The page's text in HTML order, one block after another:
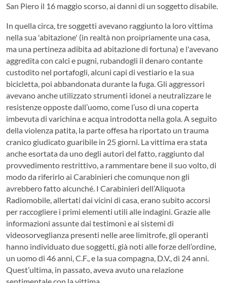
San Piero il 16 maggio scorso, ai danni di un soggetto disabile.
In quella circa, tre soggetti avevano raggiunto la loro vittima
nella sua 'abitazione' (in realtà non proipriamente una casa,
ma una pertineza adibita ad abitazione di fortuna) e l'avevano
aggredita con calci e pugni, rubandogli il denaro contante
custodito nel portafogli, alcuni capi di vestiario e la sua
bicicletta, poi abbandonata durante la fuga. Gli aggressori
avevano anche utilizzato strumenti idonei a neutralizzare le
resistenze opposte dall’uomo, come l’uso di una coperta
imbevuta di varichina e acqua introdotta nella gola. A seguito
della violenza patita, la parte offesa ha riportato un trauma
cranico giudicato guaribile in 25 giorni. La vittima era stata
anche esortata da uno degli autori del fatto, raggiunto dal
provvedimento restrittivo, a rammentare bene il suo volto, di
modo da riferirlo ai Carabinieri che comunque non gli
avrebbero fatto alcunché. I Carabinieri dell’Aliquota
Radiomobile, allertati dai vicini di casa, erano subito accorsi
per raccogliere i primi elementi utili alle indagini. Grazie alle
informazioni assunte dai testimoni e ai sistemi di
videosorveglianza presenti nelle aree limitrofe, gli operanti
hanno individuato due soggetti, già noti alle forze dell’ordine,
un uomo di 46 anni, C.F., e la sua compagna, D.V., di 24 anni.
Quest’ultima, in passato, aveva avuto una relazione